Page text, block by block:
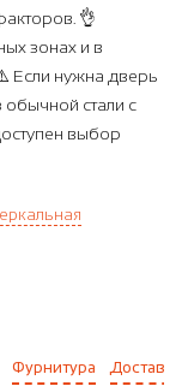
👌
зонах и в
Если нужна дверь
стали с
выбор
Фурнитура Доставка